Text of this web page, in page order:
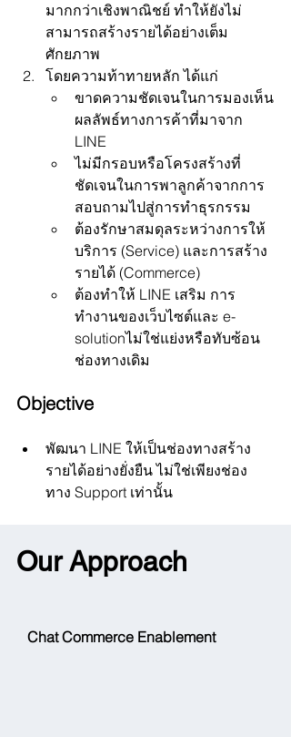
มากกว่าเชิงพาณิชย์ ทำให้ยังไม่
สามารถสร้างรายได้อย่างเต็ม
ศักยภาพ
โดยความท้าทายหลัก ได้แก่
ขาดความชัดเจนในการมองเห็น
ผลลัพธ์ทางการค้าที่มาจาก
LINE
ไม่มีกรอบหรือโครงสร้างที่
ชัดเจนในการพาลูกค้าจากการ
สอบถามไปสู่การทำธุรกรรม
ต้องรักษาสมดุลระหว่างการให้
บริการ (Service) และการสร้าง
รายได้ (Commerce)
ต้องทำให้ LINE เสริม การ
ทำงานของเว็บไซต์และ e-
solutionไม่ใช่แย่งหรือทับซ้อน
ช่องทางเดิม
Objective
พัฒนา LINE ให้เป็นช่องทางสร้าง
รายได้อย่างยั่งยืน ไม่ใช่เพียงช่อง
ทาง Support เท่านั้น
Our Approach
Chat Commerce Enablement